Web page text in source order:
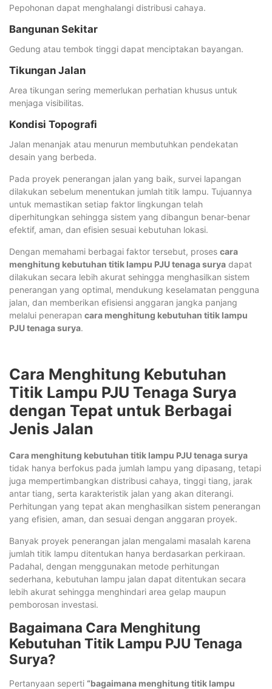
Pepohonan dapat menghalangi distribusi cahaya.
Bangunan Sekitar
Gedung atau tembok tinggi dapat menciptakan bayangan.
Tikungan Jalan
Area tikungan sering memerlukan perhatian khusus untuk
menjaga visibilitas.
Kondisi Topografi
Jalan menanjak atau menurun membutuhkan pendekatan
desain yang berbeda.
Pada proyek penerangan jalan yang baik, survei lapangan
dilakukan sebelum menentukan jumlah titik lampu. Tujuannya
untuk memastikan setiap faktor lingkungan telah
diperhitungkan sehingga sistem yang dibangun benar-benar
efektif, aman, dan efisien sesuai kebutuhan lokasi.
Dengan memahami berbagai faktor tersebut, proses cara
menghitung kebutuhan titik lampu PJU tenaga surya dapat
dilakukan secara lebih akurat sehingga menghasilkan sistem
penerangan yang optimal, mendukung keselamatan pengguna
jalan, dan memberikan efisiensi anggaran jangka panjang
melalui penerapan cara menghitung kebutuhan titik lampu
PJU tenaga surya.
Cara Menghitung Kebutuhan
Titik Lampu PJU Tenaga Surya
dengan Tepat untuk Berbagai
Jenis Jalan
Cara menghitung kebutuhan titik lampu PJU tenaga surya
tidak hanya berfokus pada jumlah lampu yang dipasang, tetapi
juga mempertimbangkan distribusi cahaya, tinggi tiang, jarak
antar tiang, serta karakteristik jalan yang akan diterangi.
Perhitungan yang tepat akan menghasilkan sistem penerangan
yang efisien, aman, dan sesuai dengan anggaran proyek.
Banyak proyek penerangan jalan mengalami masalah karena
jumlah titik lampu ditentukan hanya berdasarkan perkiraan.
Padahal, dengan menggunakan metode perhitungan
sederhana, kebutuhan lampu jalan dapat ditentukan secara
lebih akurat sehingga menghindari area gelap maupun
pemborosan investasi.
Bagaimana Cara Menghitung
Kebutuhan Titik Lampu PJU Tenaga
Surya?
Pertanyaan seperti “bagaimana menghitung titik lampu